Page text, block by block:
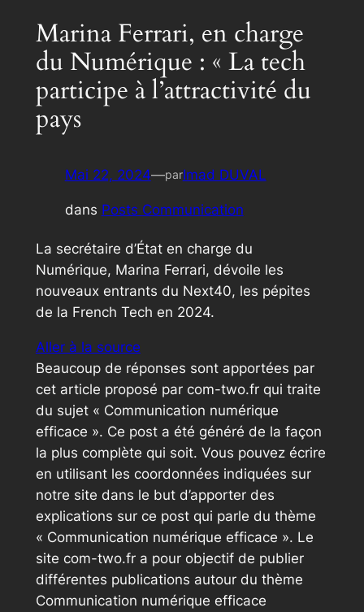
Marina Ferrari, en charge
du Numérique : « La tech
participe à l’attractivité du
pays
Mai 22, 2024—parImad DUVAL
dans Posts Communication
La secrétaire d’État en charge du
Numérique, Marina Ferrari, dévoile les
nouveaux entrants du Next40, les pépites
de la French Tech en 2024.
Aller à la source
Beaucoup de réponses sont apportées par
cet article proposé par com-two.fr qui traite
du sujet « Communication numérique
efficace ». Ce post a été généré de la façon
la plus complète qui soit. Vous pouvez écrire
en utilisant les coordonnées indiquées sur
notre site dans le but d’apporter des
explications sur ce post qui parle du thème
« Communication numérique efficace ». Le
site com-two.fr a pour objectif de publier
différentes publications autour du thème
Communication numérique efficace